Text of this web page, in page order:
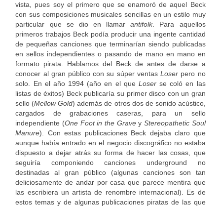
vista, pues soy el primero que se enamoró de aquel Beck
con sus composiciones musicales sencillas en un estilo muy
particular que se dio en llamarantifolk. Para aquellos
primeros trabajos Beck podía producir una ingente cantidad
de pequeñas canciones que terminarían siendo publicadas
en sellos independientes o pasando de mano en mano en
formato pirata. Hablamos del Beck de antes de darse a
conocer al gran público con su súper ventasLoser pero no
solo. En el año 1994 (año en el que Loserse coló en las
listas de éxitos) Beck publicaría su primer disco con un gran
sello (Mellow Gold) además de otros dos de sonido acústico,
cargados de grabaciones caseras, para un sello
independiente (One Foot in the Gravey Stereopathetic Soul
Manure). Con estas publicaciones Beck dejaba claro que
aunque había entrado en el negocio discográfico no estaba
dispuesto a dejar atrás su forma de hacer las cosas, que
seguiría componiendo canciones underground no
destinadas al gran público (algunas canciones son tan
deliciosamente de andar por casa que parece mentira que
las escribiera un artista de renombre internacional). Es de
estos temas y de algunas publicaciones piratas de las que